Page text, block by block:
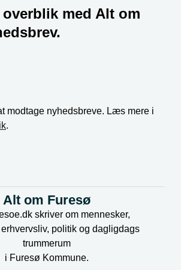
med Alt om
modtage nyhedsbreve. Læs mere i
.
Alt om Furesø
skriver om mennesker,
politik og dagligdags
trummerum
i Furesø Kommune.